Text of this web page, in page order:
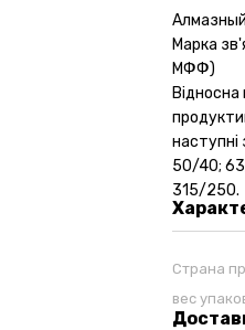
Марка
МФФ)
50/40;
315/250.
Страна
вес